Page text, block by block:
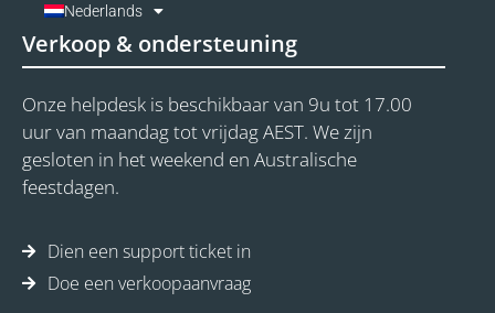
Nederlands
Verkoop & ondersteuning
Onze helpdesk is beschikbaar van 9u tot 17.00
uur van maandag tot vrijdag AEST. We zijn
gesloten in het weekend en Australische
feestdagen.
Dien een support ticket in
Doe een verkoopaanvraag